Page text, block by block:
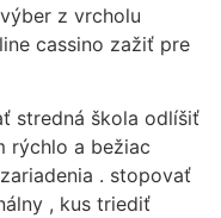
z vrcholu
cassino zažiť pre
stredná škola odlíšiť
rýchlo a bežiac
. stopovať
, kus triediť